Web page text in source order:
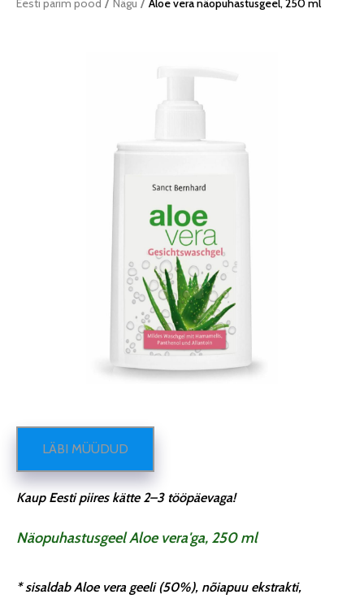
Eesti parim pood Nägu Aloe vera näopuhastusgeel, 250 ml
LÄBI MÜÜDUD
Kaup Eesti piires kätte 2–3 tööpäevaga!
Näopuhastusgeel Aloe vera'ga, 250 ml
* sisaldab Aloe vera geeli (50%), nõiapuu ekstrakti,